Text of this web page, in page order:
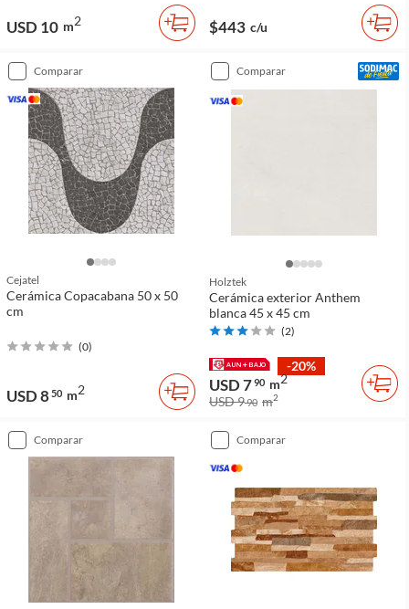
USD 10 m2 $443 c/u
comparar
Cejatel
Cerámica Copacabana 50 x 50
cm
(0)
USD 850 m2
comparar
Holztek
Cerámica exterior Anthem
blanca 45 x 45 cm
(2)
-20%
USD 790 m2
USD 990 m2
comparar comparar